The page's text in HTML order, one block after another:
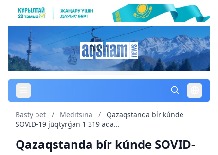
Basty bet / Medıtsına /
Qazaqstanda bír kúnde
SOVID-19 jūqtyrǵan 1 319 ada...
Qazaqstanda bír kúnde SOVID-